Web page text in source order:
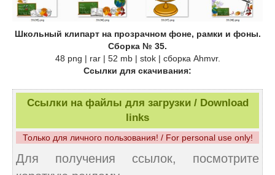
Школьный клипарт на прозрачном фоне, рамки и фоны.
Сборка № 35.
48 png | rar | 52 mb | stok | сборка Ahmvr.
Ссылки для скачивания:
Ссылки на файлы для загрузки / Download
links
Только для личного пользования! / For personal use only!
Для получения ссылок, посмотрите